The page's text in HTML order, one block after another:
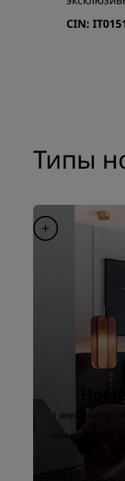
CIN:
Типы
1 двуспальная
кровать (Queen)